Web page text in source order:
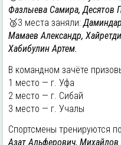
Фазлыева Самира, Десятов
🥉3 места заняли:
Мамаев Александр,
Хабибулин Артем.
В командном зачёте
1 место — г. Уфа
2 место — г. Сибай
3 место — г. Учалы
Спортсмены тренируются
Азат Альферович, Михайлов